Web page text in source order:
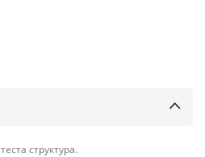
структура.